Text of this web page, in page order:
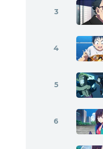
3
4
5
6